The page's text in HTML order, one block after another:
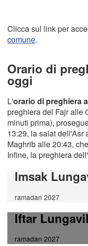
Clicca sul link per
comune.
Orario di
oggi
L'orario di preghiera
preghiera del Fajr alle
minuti prima),
13:29, la salat dell'Asr
Maghrib alle 20:43,
Infine, la preghiera
Imsak
ramadan 2027
Iftar
ramadan 2027